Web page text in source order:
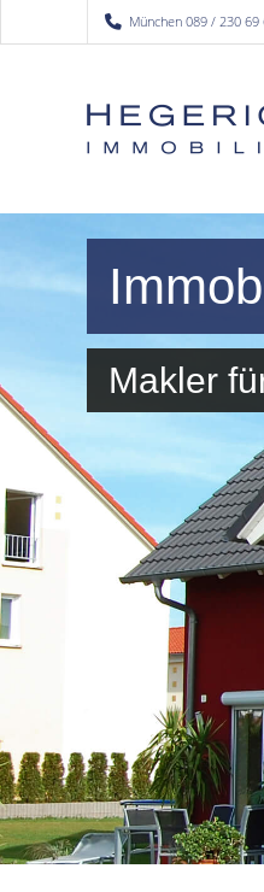
München 089 / 230
Makler